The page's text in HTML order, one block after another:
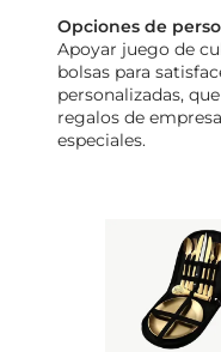
Opciones de
Apoyar juego de
bolsas para
personalizadas,
regalos de
especiales.